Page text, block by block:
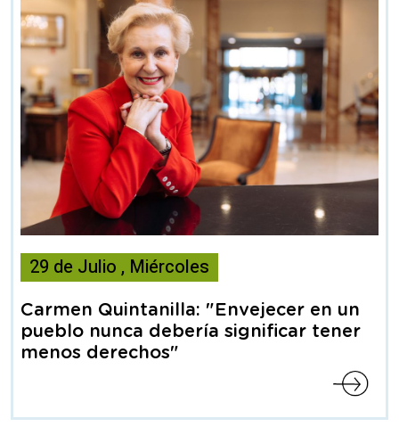
noticia
Articulo
29 de Julio , Miércoles
Carmen Quintanilla: "Envejecer en un
pueblo nunca debería significar tener
menos derechos"